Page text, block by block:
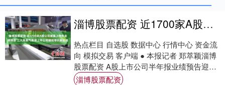
淄博股票配资 近1700家A股公司披露上半年业绩预告 三大高景气赛道上市公司描绘增长新曲线
热点栏目 自选股 数据中心 行情中心 资金流
向 模拟交易 客户端 ● 本报记者 郑萃颖淄博
股票配资 A股上市公司半年报业绩预告迎来
密集披露期。截至7月16日19....
淄博股票配资